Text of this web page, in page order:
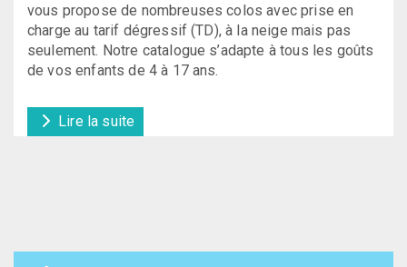
vous propose de nombreuses colos avec prise en
charge au tarif dégressif (TD), à la neige mais pas
seulement. Notre catalogue s’adapte à tous les goûts
de vos enfants de 4 à 17 ans.
Lire la suite